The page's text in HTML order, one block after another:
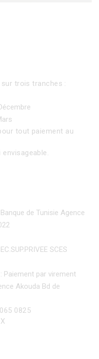
trois tranches :
tout paiement au
de Tunisie Agence
SCES
Paiement par virement
Akouda Bd de
0825